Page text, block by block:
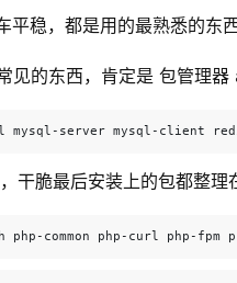
平稳，都是用的最熟悉的东
见的东西，肯定是 包管理
server mysql-client
干脆最后安装上的包都整
common php-curl php-fpm